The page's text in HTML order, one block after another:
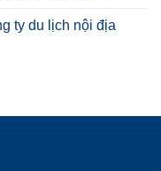
ty du lịch nội địa